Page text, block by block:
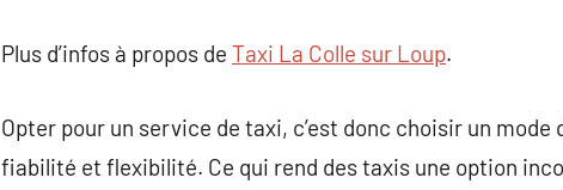
Plus d’infos à propos de Taxi La Colle sur Loup.
Opter pour un service de taxi, c’est donc choisir un
fiabilité et flexibilité. Ce qui rend des taxis une option